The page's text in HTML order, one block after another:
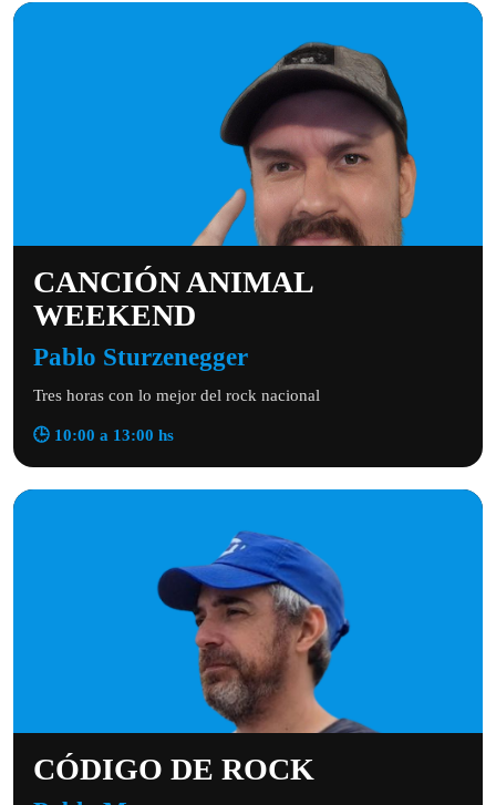
CANCIÓN ANIMAL
WEEKEND
Pablo Sturzenegger
Tres horas con lo mejor del rock nacional
🕒 10:00 a 13:00 hs
CÓDIGO DE ROCK